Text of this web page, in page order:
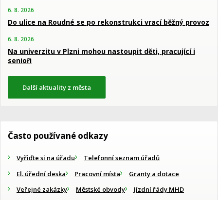
6. 8. 2026
Do ulice na Roudné se po rekonstrukci vrací běžný provoz
6. 8. 2026
Na univerzitu v Plzni mohou nastoupit děti, pracující i
senioři
Další aktuality z města
Často používané odkazy
Vyřiďte si na úřadu
Telefonní seznam úřadů
El. úřední deska
Pracovní místa
Granty a dotace
Veřejné zakázky
Městské obvody Jízdní řády MHD